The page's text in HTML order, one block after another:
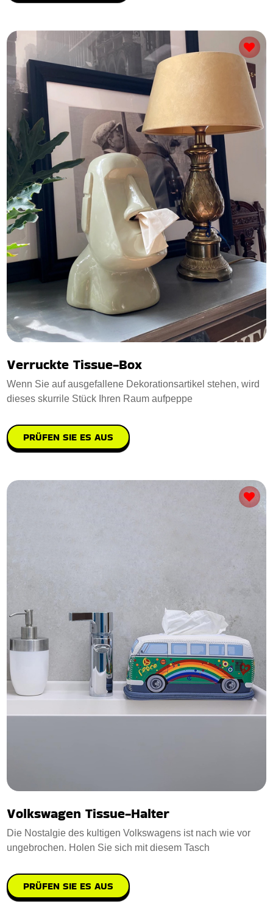
Verruckte Tissue-Box
Wenn Sie auf ausgefallene Dekorationsartikel stehen, wird
dieses skurrile Stück Ihren Raum aufpeppe
PRÜFEN SIE ES AUS
Volkswagen Tissue-Halter
Die Nostalgie des kultigen Volkswagens ist nach wie vor
ungebrochen. Holen Sie sich mit diesem Tasch
PRÜFEN SIE ES AUS